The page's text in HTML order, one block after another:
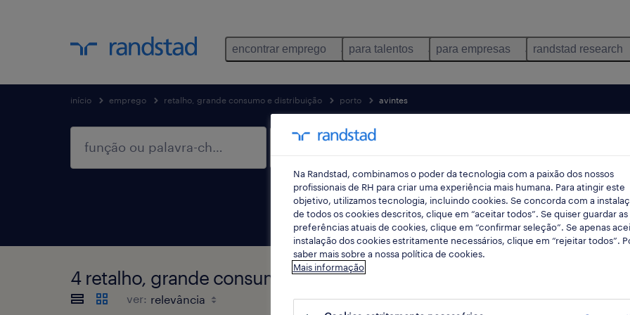
encontrar emprego para talentos para empresas randstad research
início emprego retalho, grande consumo e distribuição porto avintes
4 retalho, grande consumo e distribuição oportunidades em
ver:
Na Randstad, combinamos o poder da tecnologia com a paixão dos nossos
profissionais de RH para criar uma experiência mais humana. Para atingir este
objetivo, utilizamos tecnologia, incluindo cookies. Se concorda com a
de todos os cookies descritos, clique em “aceitar todos”. Se quiser guardar as
preferências atuais de cookies, clique em “confirmar seleção”. Se apenas
instalação dos cookies estritamente necessários, clique em “rejeitar todos”.
saber mais sobre a nossa política de cookies.
Mais informação